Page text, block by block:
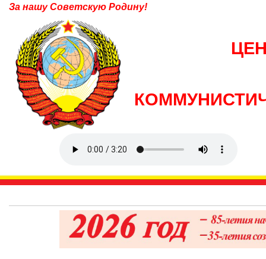
За нашу Советскую Родину!